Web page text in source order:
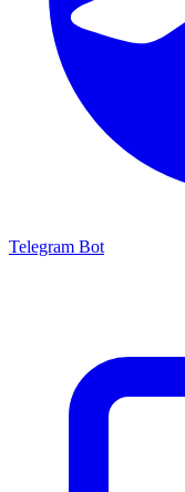
Telegram Bot